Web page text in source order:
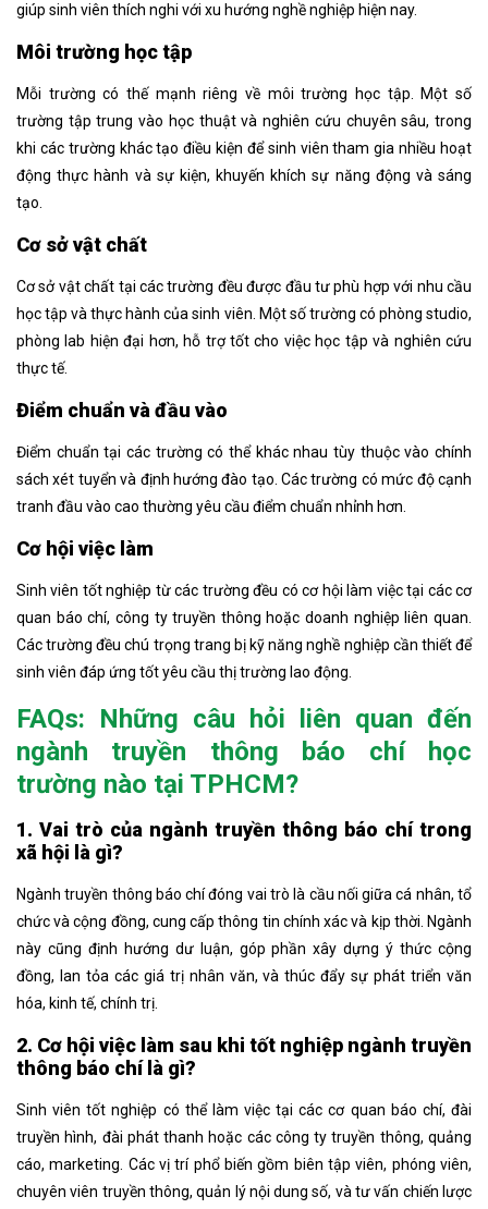
giúp sinh viên thích nghi với xu hướng nghề nghiệp hiện nay.
Môi trường học tập
Mỗi trường có thế mạnh riêng về môi trường học tập. Một số
trường tập trung vào học thuật và nghiên cứu chuyên sâu, trong
khi các trường khác tạo điều kiện để sinh viên tham gia nhiều hoạt
động thực hành và sự kiện, khuyến khích sự năng động và sáng
tạo.
Cơ sở vật chất
Cơ sở vật chất tại các trường đều được đầu tư phù hợp với nhu cầu
học tập và thực hành của sinh viên. Một số trường có phòng studio,
phòng lab hiện đại hơn, hỗ trợ tốt cho việc học tập và nghiên cứu
thực tế.
Điểm chuẩn và đầu vào
Điểm chuẩn tại các trường có thể khác nhau tùy thuộc vào chính
sách xét tuyển và định hướng đào tạo. Các trường có mức độ cạnh
tranh đầu vào cao thường yêu cầu điểm chuẩn nhỉnh hơn.
Cơ hội việc làm
Sinh viên tốt nghiệp từ các trường đều có cơ hội làm việc tại các cơ
quan báo chí, công ty truyền thông hoặc doanh nghiệp liên quan.
Các trường đều chú trọng trang bị kỹ năng nghề nghiệp cần thiết để
sinh viên đáp ứng tốt yêu cầu thị trường lao động.
FAQs: Những câu hỏi liên quan đến
ngành truyền thông báo chí học
trường nào tại TPHCM?
1. Vai trò của ngành truyền thông báo chí trong
xã hội là gì?
Ngành truyền thông báo chí đóng vai trò là cầu nối giữa cá nhân, tổ
chức và cộng đồng, cung cấp thông tin chính xác và kịp thời. Ngành
này cũng định hướng dư luận, góp phần xây dựng ý thức cộng
đồng, lan tỏa các giá trị nhân văn, và thúc đẩy sự phát triển văn
hóa, kinh tế, chính trị.
2. Cơ hội việc làm sau khi tốt nghiệp ngành truyền
thông báo chí là gì?
Sinh viên tốt nghiệp có thể làm việc tại các cơ quan báo chí, đài
truyền hình, đài phát thanh hoặc các công ty truyền thông, quảng
cáo, marketing. Các vị trí phổ biến gồm biên tập viên, phóng viên,
chuyên viên truyền thông, quản lý nội dung số, và tư vấn chiến lược